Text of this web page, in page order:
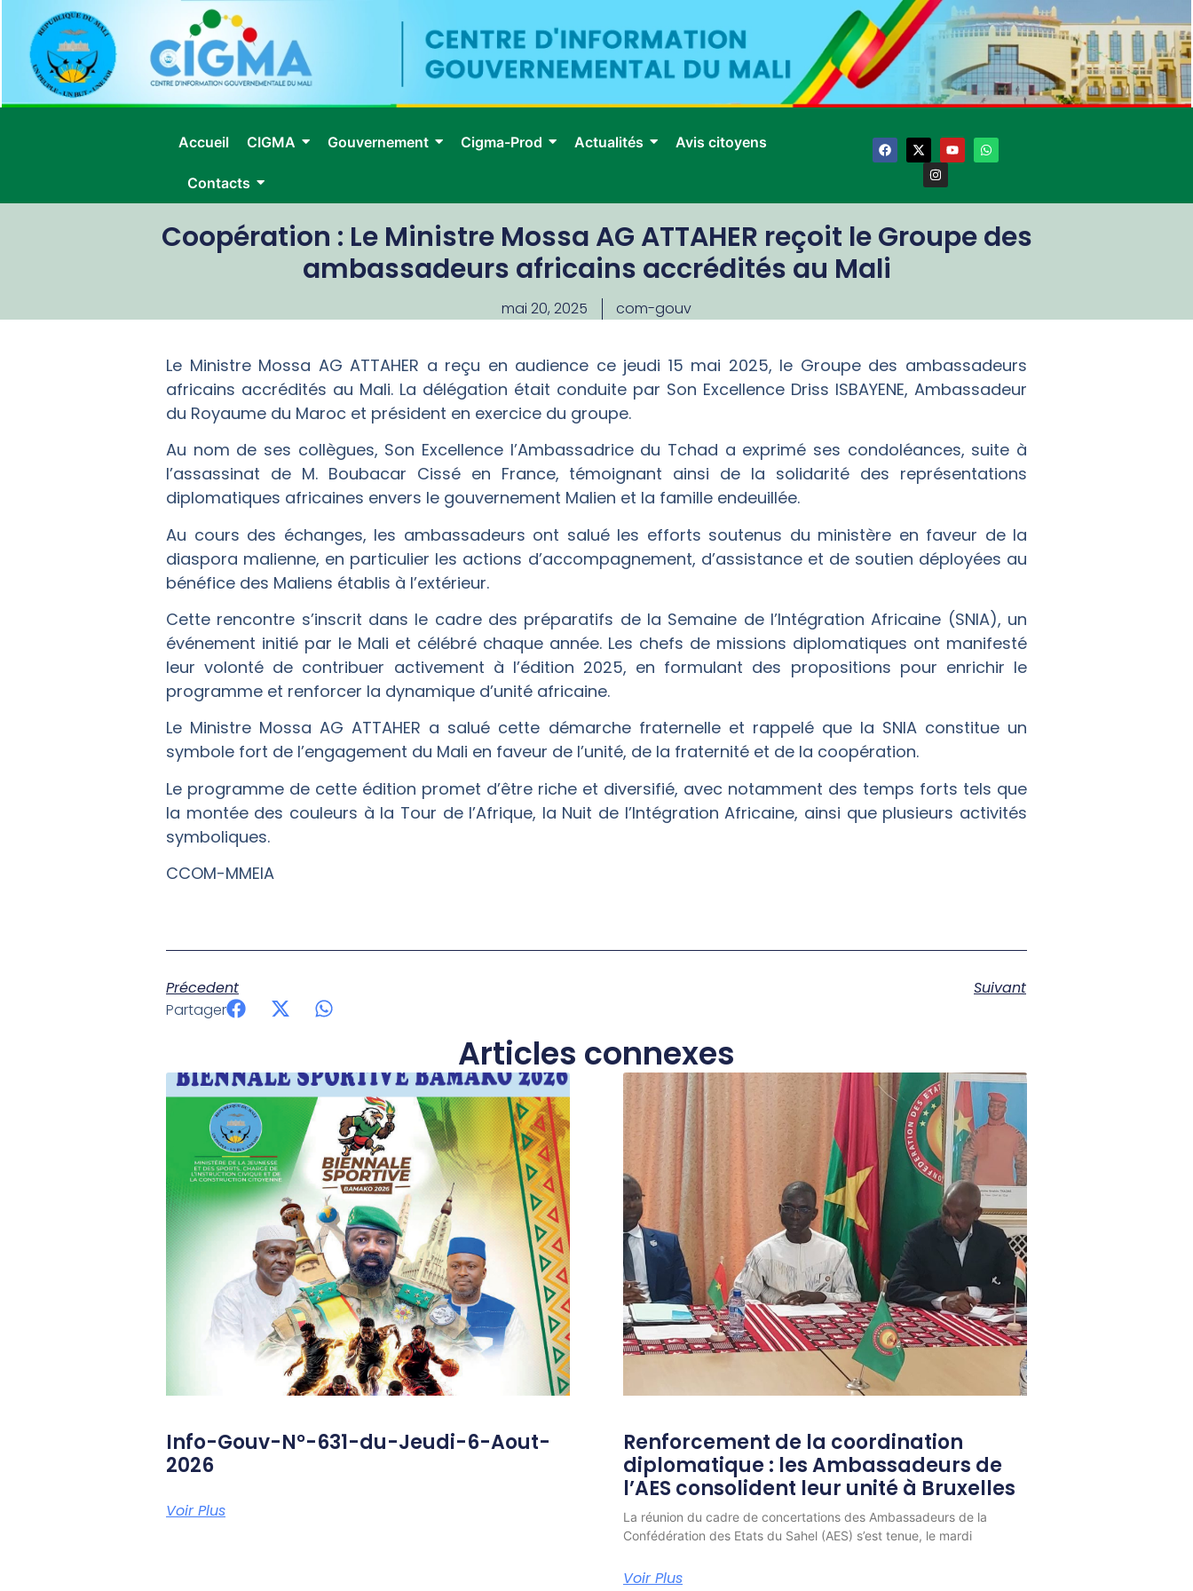
Accueil CIGMA Gouvernement Cigma-Prod Actualités Avis citoyens
Contacts
Coopération : Le Ministre Mossa AG ATTAHER reçoit le Groupe des
ambassadeurs africains accrédités au Mali
mai 20, 2025 com-gouv
Le Ministre Mossa AG ATTAHER a reçu en audience ce jeudi 15 mai 2025, le Groupe des ambassadeurs
africains accrédités au Mali. La délégation était conduite par Son Excellence Driss ISBAYENE, Ambassadeur
du Royaume du Maroc et président en exercice du groupe.
Au nom de ses collègues, Son Excellence l’Ambassadrice du Tchad a exprimé ses condoléances, suite à
l’assassinat de M. Boubacar Cissé en France, témoignant ainsi de la solidarité des représentations
diplomatiques africaines envers le gouvernement Malien et la famille endeuillée.
Au cours des échanges, les ambassadeurs ont salué les efforts soutenus du ministère en faveur de la
diaspora malienne, en particulier les actions d’accompagnement, d’assistance et de soutien déployées au
bénéfice des Maliens établis à l’extérieur.
Cette rencontre s’inscrit dans le cadre des préparatifs de la Semaine de l’Intégration Africaine (SNIA), un
événement initié par le Mali et célébré chaque année. Les chefs de missions diplomatiques ont manifesté
leur volonté de contribuer activement à l’édition 2025, en formulant des propositions pour enrichir le
programme et renforcer la dynamique d’unité africaine.
Le Ministre Mossa AG ATTAHER a salué cette démarche fraternelle et rappelé que la SNIA constitue un
symbole fort de l’engagement du Mali en faveur de l’unité, de la fraternité et de la coopération.
Le programme de cette édition promet d’être riche et diversifié, avec notamment des temps forts tels que
la montée des couleurs à la Tour de l’Afrique, la Nuit de l’Intégration Africaine, ainsi que plusieurs activités
symboliques.
CCOM-MMEIA
Précedent
Suivant
Partager
Articles connexes
Info-Gouv-N°-631-du-Jeudi-6-Aout-
2026
Voir Plus
Renforcement de la coordination
diplomatique : les Ambassadeurs de
l’AES consolident leur unité à Bruxelles
La réunion du cadre de concertations des Ambassadeurs de la
Confédération des Etats du Sahel (AES) s’est tenue, le mardi
Voir Plus